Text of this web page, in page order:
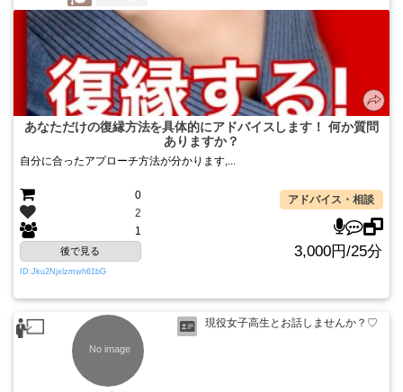
あなただけの復縁方法を具体的にアドバイスします！ 何か質問
ありますか？
自分に合ったアプローチ方法が分かります,...
0
2
1
アドバイス・相談
後で見る 3,000円/25分
ID:Jku2Njxlzmwh61bG
現役女子高生とお話しませんか？♡